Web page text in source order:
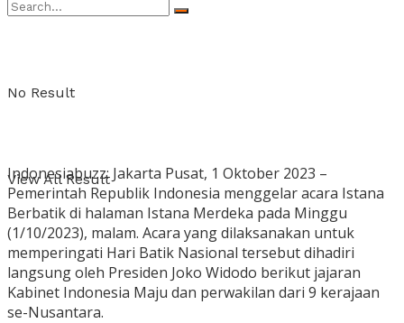
No Result
View All Result
Indonesiabuzz: Jakarta Pusat, 1 Oktober 2023 –
Pemerintah Republik Indonesia menggelar acara Istana
Berbatik di halaman Istana Merdeka pada Minggu
(1/10/2023), malam. Acara yang dilaksanakan untuk
memperingati Hari Batik Nasional tersebut dihadiri
langsung oleh Presiden Joko Widodo berikut jajaran
Kabinet Indonesia Maju dan perwakilan dari 9 kerajaan
se-Nusantara.